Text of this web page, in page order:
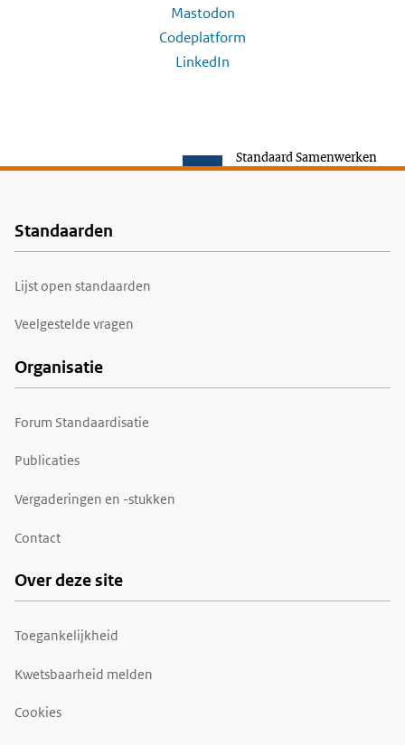
Mastodon
Codeplatform
LinkedIn
Standaard Samenwerken
Voet
Standaarden
Lijst open standaarden
Veelgestelde vragen
Organisatie
Forum Standaardisatie
Publicaties
Vergaderingen en -stukken
Contact
Over deze site
Toegankelijkheid
Kwetsbaarheid melden
Cookies